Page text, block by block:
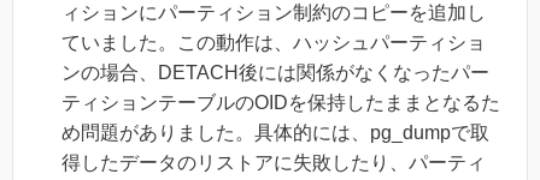
ィションにパーティション制約のコピーを追加し
ていました。この動作は、ハッシュパーティショ
ンの場合、DETACH後には関係がなくなったパー
ティションテーブルのOIDを保持したままとなるた
め問題がありました。具体的には、pg_dumpで取
得したデータのリストアに失敗したり、パーティ